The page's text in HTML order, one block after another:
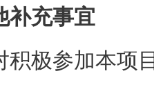
补充事宜
积极参加本项